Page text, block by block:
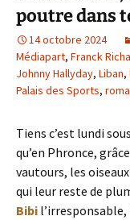
poutre dans
14 octobre 2024
Médiapart, Franck
Johnny Hallyday, Liban,
Palais des Sports,
Tiens c’est lundi
qu’en Phronce,
vautours, les
qui leur reste de
Bibi